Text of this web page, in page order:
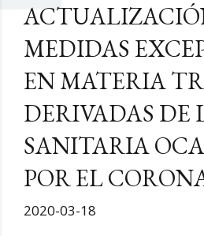
MEDIDAS
EN MATERIA
DERIVADAS DE
SANITARIA
POR EL
2020-03-18